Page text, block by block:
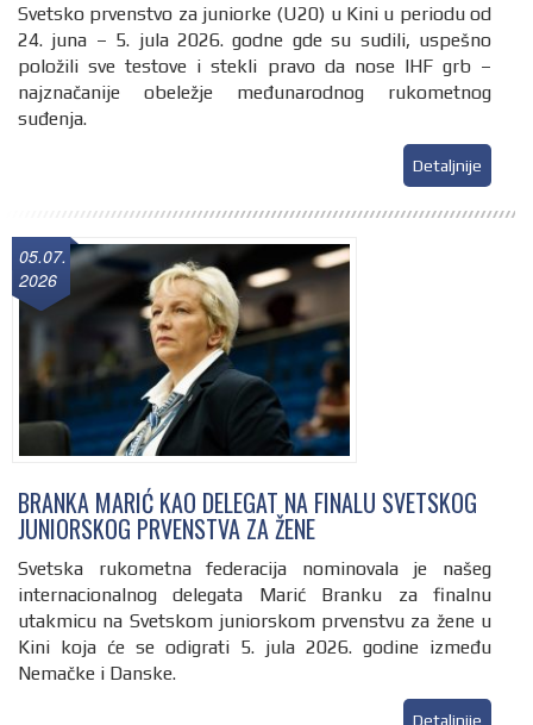
Svetsko prvenstvo za juniorke (U20) u Kini u periodu od
24. juna – 5. jula 2026. godne gde su sudili, uspešno
položili sve testove i stekli pravo da nose IHF grb –
najznačanije obeležje međunarodnog rukometnog
suđenja.
Detaljnije
05.07.
2026
BRANKA MARIĆ KAO DELEGAT NA FINALU SVETSKOG
JUNIORSKOG PRVENSTVA ZA ŽENE
Svetska rukometna federacija nominovala je našeg
internacionalnog delegata Marić Branku za finalnu
utakmicu na Svetskom juniorskom prvenstvu za žene u
Kini koja će se odigrati 5. jula 2026. godine između
Nemačke i Danske.
Detaljnije